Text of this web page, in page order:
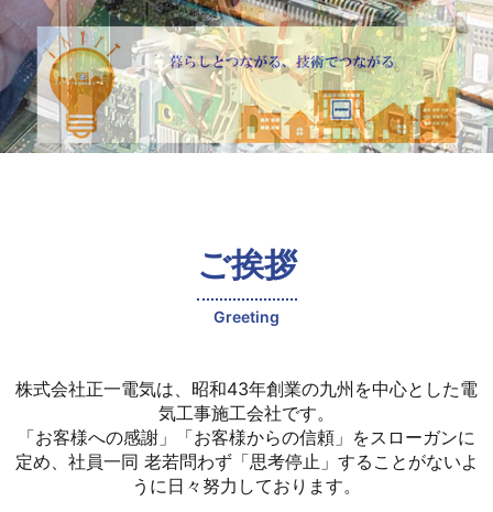
ご挨拶
Greeting
株式会社正一電気は、昭和43年創業の九州を中心とした電
気工事施工会社です。
「お客様への感謝」「お客様からの信頼」をスローガンに
定め、社員一同 老若問わず「思考停止」することがないよ
うに日々努力しております。